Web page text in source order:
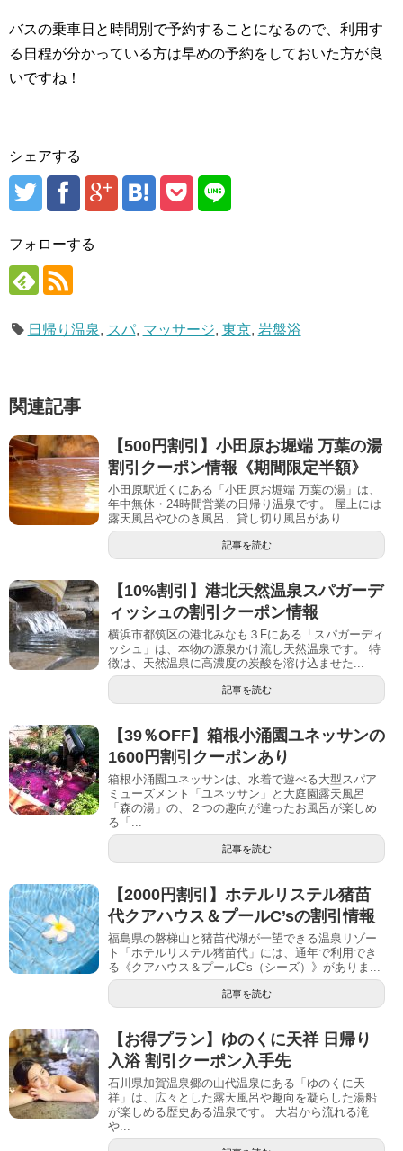
バスの乗車日と時間別で予約することになるので、利用す
る日程が分かっている方は早めの予約をしておいた方が良
いですね！
シェアする
フォローする
日帰り温泉, スパ, マッサージ, 東京, 岩盤浴
関連記事
【500円割引】小田原お堀端 万葉の湯
割引クーポン情報《期間限定半額》
小田原駅近くにある「小田原お堀端 万葉の湯」は、
年中無休・24時間営業の日帰り温泉です。 屋上には
露天風呂やひのき風呂、貸し切り風呂があり...
記事を読む
【10%割引】港北天然温泉スパガーデ
ィッシュの割引クーポン情報
横浜市都筑区の港北みなも３Fにある「スパガーディ
ッシュ」は、本物の源泉かけ流し天然温泉です。 特
徴は、天然温泉に高濃度の炭酸を溶け込ませた...
記事を読む
【39％OFF】箱根小涌園ユネッサンの
1600円割引クーポンあり
箱根小涌園ユネッサンは、水着で遊べる大型スパア
ミューズメント「ユネッサン」と大庭園露天風呂
「森の湯」の、２つの趣向が違ったお風呂が楽しめ
る「...
記事を読む
【2000円割引】ホテルリステル猪苗
代クアハウス＆プールC’sの割引情報
福島県の磐梯山と猪苗代湖が一望できる温泉リゾー
ト「ホテルリステル猪苗代」には、通年で利用でき
る《クアハウス＆プールC's（シーズ）》がありま...
記事を読む
【お得プラン】ゆのくに天祥 日帰り
入浴 割引クーポン入手先
石川県加賀温泉郷の山代温泉にある「ゆのくに天
祥」は、広々とした露天風呂や趣向を凝らした湯船
が楽しめる歴史ある温泉です。 大岩から流れる滝
や...